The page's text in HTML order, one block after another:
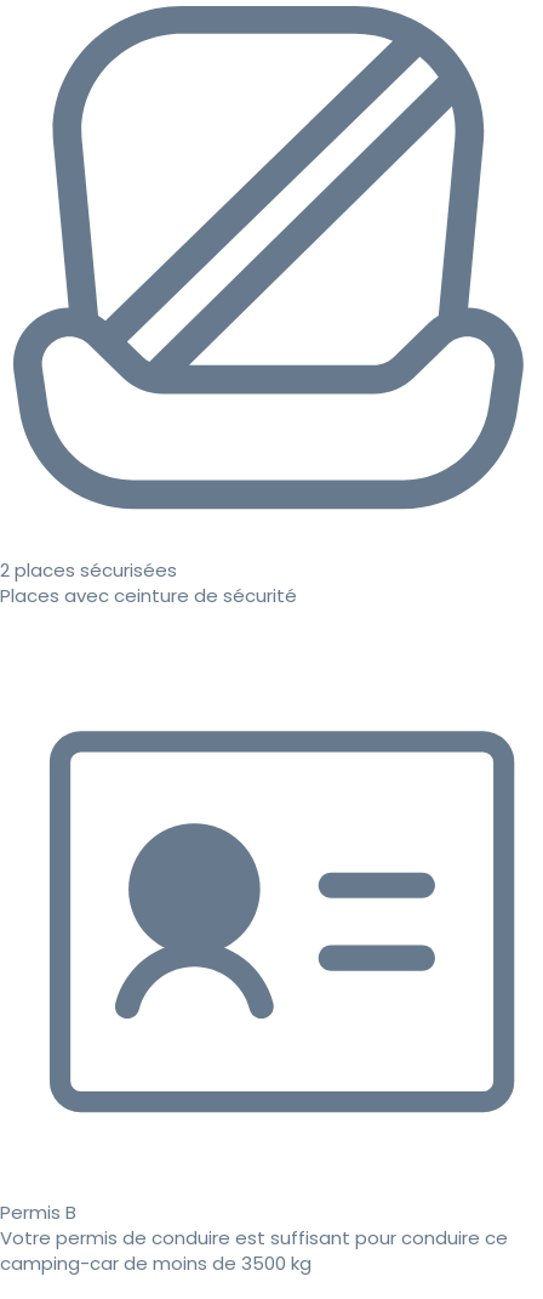
2 places sécurisées
Places avec ceinture de sécurité
Permis B
Votre permis de conduire est suffisant pour conduire ce
camping-car de moins de 3500 kg